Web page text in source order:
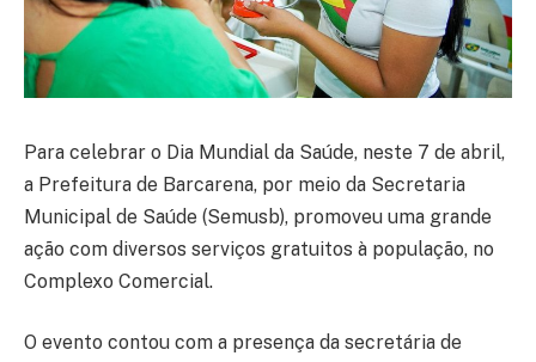
Para celebrar o Dia Mundial da Saúde, neste 7 de abril,
a Prefeitura de Barcarena, por meio da Secretaria
Municipal de Saúde (Semusb), promoveu uma grande
ação com diversos serviços gratuitos à população, no
Complexo Comercial.
O evento contou com a presença da secretária de